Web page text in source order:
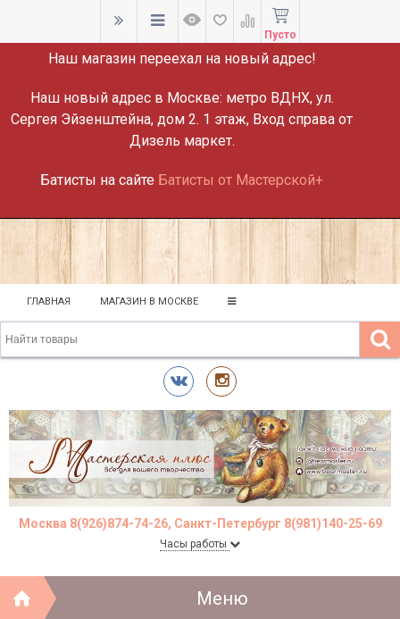
ВНИМАНИЕ!
Наш магазин переехал на новый адрес!
Наш новый адрес в Москве: метро ВДНХ, ул.
Сергея Эйзенштейна, дом 2. 1 этаж, Вход справа от
Дизель маркет.
Батисты на сайте Батисты от Мастерской+
Пусто
ГЛАВНАЯ МАГАЗИН В МОСКВЕ
Москва 8(926)874-74-26, Санкт-Петербург 8(981)140-25-69
Часы работы
Меню